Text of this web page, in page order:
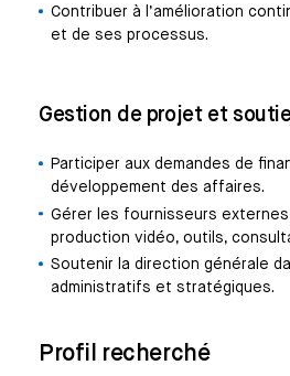
Contribuer à l’amélioration
et de ses processus.
Gestion de projet et
Participer aux demandes de
développement des affaires.
Gérer les fournisseurs externes
production vidéo, outils,
Soutenir la direction générale
administratifs et stratégiques.
Profil recherché